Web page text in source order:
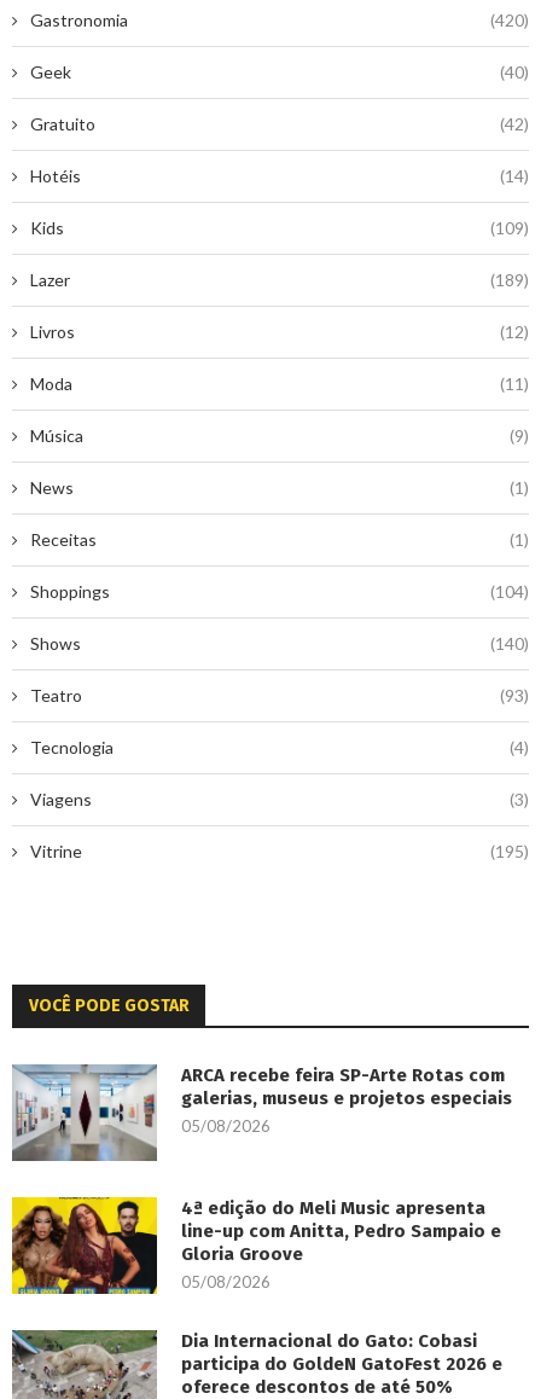
Gastronomia (420)
Geek (40)
Gratuito (42)
Hotéis (14)
Kids (109)
Lazer (189)
Livros (12)
Moda (11)
Música (9)
News (1)
Receitas (1)
Shoppings (104)
Shows (140)
Teatro (93)
Tecnologia (4)
Viagens (3)
Vitrine (195)
VOCÊ PODE GOSTAR
ARCA recebe feira SP-Arte Rotas com
galerias, museus e projetos especiais
05/08/2026
4ª edição do Meli Music apresenta
line-up com Anitta, Pedro Sampaio e
Gloria Groove
05/08/2026
Dia Internacional do Gato: Cobasi
participa do GoldeN GatoFest 2026 e
oferece descontos de até 50%